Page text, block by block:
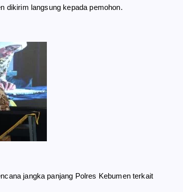
dikirim langsung kepada pemohon.
jangka panjang Polres Kebumen terkait